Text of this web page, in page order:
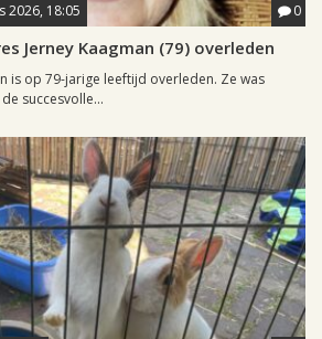
2026, 18:05 0
Jerney Kaagman (79) overleden
is op 79-jarige leeftijd overleden. Ze was
succesvolle...